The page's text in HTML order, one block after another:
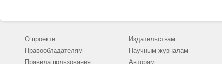
стрельбы с воды, а также
-2017. -№ 7. -С. 140-144.
Парамзин В.Б. Физическое
О проекте
Правообладателям
Правила пользования
Издательствам
Научным журналам
Авторам